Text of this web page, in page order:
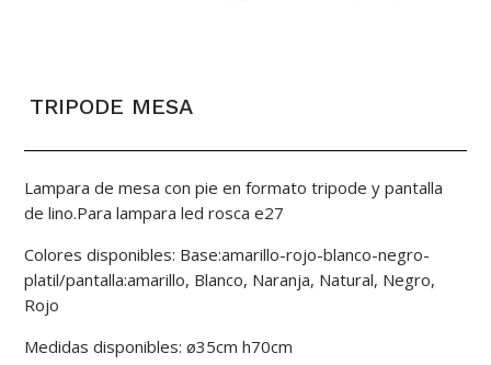
TRIPODE MESA
Lampara de mesa con pie en formato tripode y pantalla
de lino.Para lampara led rosca e27
Colores disponibles: Base:amarillo-rojo-blanco-negro-
platil/pantalla:amarillo, Blanco, Naranja, Natural, Negro,
Rojo
Medidas disponibles: ø35cm h70cm